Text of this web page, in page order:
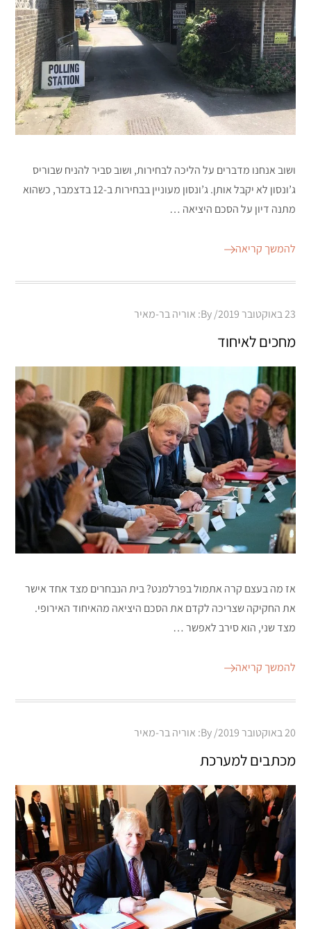
ושוב אנחנו מדברים על הליכה לבחירות, ושוב סביר להניח שבוריס
ג’ונסון לא יקבל אותן. ג’ונסון מעוניין בבחירות ב-12 בדצמבר, כשהוא
מתנה דיון על הסכם היציאה …
להמשך קריאה
Posted
23 באוקטובר 2019 By: אוריה בר-מאיר
מחכים לאיחוד
אז מה בעצם קרה אתמול בפרלמנט? בית הנבחרים מצד אחד אישר
את החקיקה שצריכה לקדם את הסכם היציאה מהאיחוד האירופי.
מצד שני, הוא סירב לאפשר …
להמשך קריאה
Posted
20 באוקטובר 2019 By: אוריה בר-מאיר
מכתבים למערכת